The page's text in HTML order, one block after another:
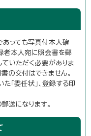
あっても写真付本人確
者本人宛に照会書を郵
いただく必要がありま
の交付はできません。
「委任状」、登録する印
送になります。